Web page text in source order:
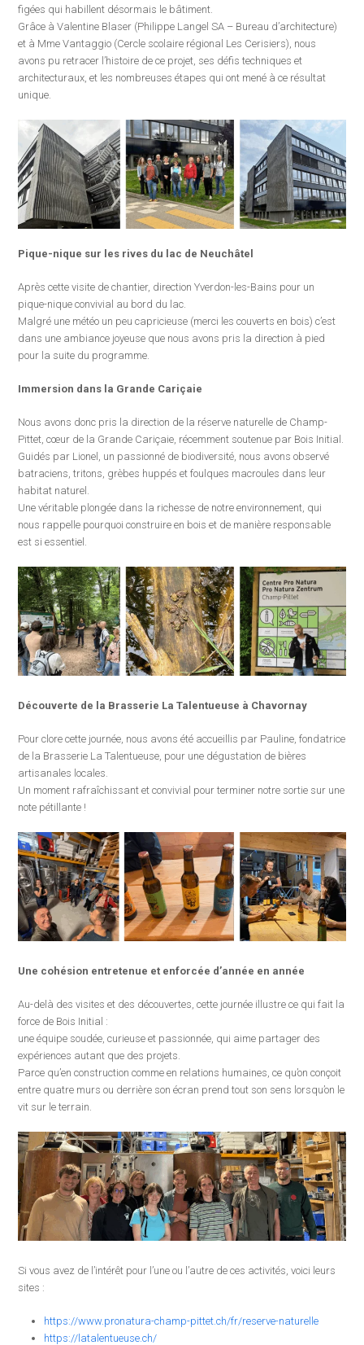
figées qui habillent désormais le bâtiment.
Grâce à Valentine Blaser (Philippe Langel SA – Bureau d’architecture)
et à Mme Vantaggio (Cercle scolaire régional Les Cerisiers), nous
avons pu retracer l’histoire de ce projet, ses défis techniques et
architecturaux, et les nombreuses étapes qui ont mené à ce résultat
unique.
Pique-nique sur les rives du lac de Neuchâtel
Après cette visite de chantier, direction Yverdon-les-Bains pour un
pique-nique convivial au bord du lac.
Malgré une météo un peu capricieuse (merci les couverts en bois) c’est
dans une ambiance joyeuse que nous avons pris la direction à pied
pour la suite du programme.
Immersion dans la Grande Cariçaie
Nous avons donc pris la direction de la réserve naturelle de Champ-
Pittet, cœur de la Grande Cariçaie, récemment soutenue par Bois Initial.
Guidés par Lionel, un passionné de biodiversité, nous avons observé
batraciens, tritons, grèbes huppés et foulques macroules dans leur
habitat naturel.
Une véritable plongée dans la richesse de notre environnement, qui
nous rappelle pourquoi construire en bois et de manière responsable
est si essentiel.
Découverte de la Brasserie La Talentueuse à Chavornay
Pour clore cette journée, nous avons été accueillis par Pauline, fondatrice
de la Brasserie La Talentueuse, pour une dégustation de bières
artisanales locales.
Un moment rafraîchissant et convivial pour terminer notre sortie sur une
note pétillante !
Une cohésion entretenue et enforcée d’année en année
Au-delà des visites et des découvertes, cette journée illustre ce qui fait la
force de Bois Initial :
une équipe soudée, curieuse et passionnée, qui aime partager des
expériences autant que des projets.
Parce qu’en construction comme en relations humaines, ce qu’on conçoit
entre quatre murs ou derrière son écran prend tout son sens lorsqu’on le
vit sur le terrain.
Si vous avez de l’intérêt pour l’une ou l’autre de ces activités, voici leurs
sites :
https://www.pronatura-champ-pittet.ch/fr/reserve-naturelle
https://latalentueuse.ch/